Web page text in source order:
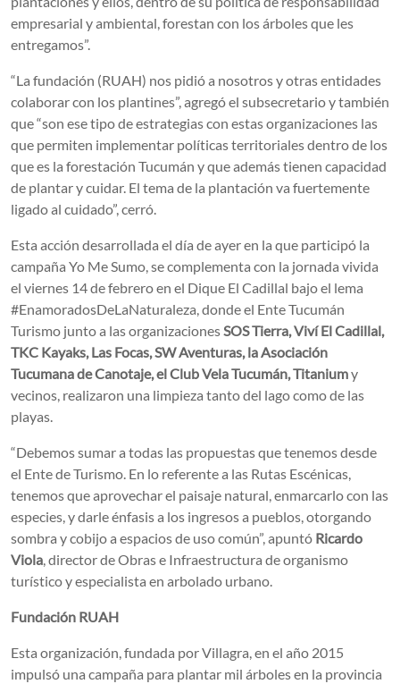
empresarial y ambiental, forestan con los árboles que les
entregamos”.
“La fundación (RUAH) nos pidió a nosotros y otras entidades
colaborar con los plantines”, agregó el subsecretario y también
que “son ese tipo de estrategias con estas organizaciones las
que permiten implementar políticas territoriales dentro de los
que es la forestación Tucumán y que además tienen capacidad
de plantar y cuidar. El tema de la plantación va fuertemente
ligado al cuidado”, cerró.
Esta acción desarrollada el día de ayer en la que participó la
campaña Yo Me Sumo, se complementa con la jornada vivida
el viernes 14 de febrero en el Dique El Cadillal bajo el lema
#EnamoradosDeLaNaturaleza, donde el Ente Tucumán
Turismo junto a las organizacionesSOS Tierra, Viví El Cadillal,
TKC Kayaks, Las Focas, SW Aventuras, la Asociación
Tucumana de Canotaje, el Club Vela Tucumán, Titaniumy
vecinos, realizaron una limpieza tanto del lago como de las
playas.
“Debemos sumar a todas las propuestas que tenemos desde
el Ente de Turismo. En lo referente a las Rutas Escénicas,
tenemos que aprovechar el paisaje natural, enmarcarlo con las
especies, y darle énfasis a los ingresos a pueblos, otorgando
sombra y cobijo a espacios de uso común”, apuntó Ricardo
Viola, director de Obras e Infraestructura de organismo
turístico y especialista en arbolado urbano.
Fundación RUAH
Esta organización, fundada por Villagra, en el año 2015
impulsó una campaña para plantar mil árboles en la provincia